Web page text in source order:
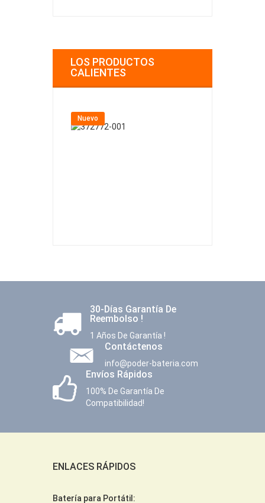
LOS PRODUCTOS
CALIENTES
Nuevo
30-Días Garantía De
Reembolso !
1 Años De Garantía !
Contáctenos
info@poder-bateria.com
Envíos Rápidos
100% De Garantía De
Compatibilidad!
ENLACES RÁPIDOS
Batería para Portátil: